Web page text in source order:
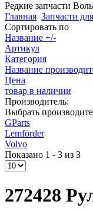
Редкие запчасти
Главная Запчасти
Сортировать по
Название +/-
Артикул
Категория
Название
Цена
товар в наличии
Производитель:
Выбрать
GParts
Lemförder
Volvo
Показано 1 - 3 из 3
272428